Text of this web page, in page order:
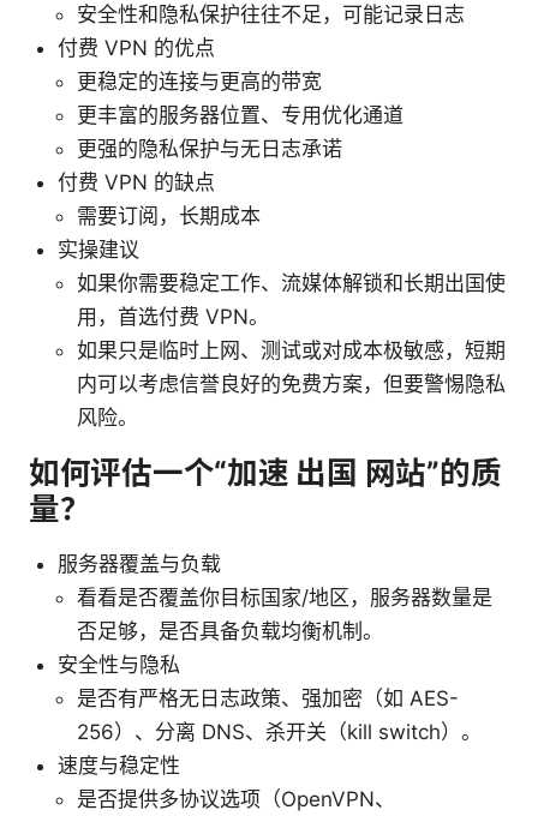
安全性和隐私保护往往不足，可能记录日志
付费 VPN 的优点
更稳定的连接与更高的带宽
更丰富的服务器位置、专用优化通道
更强的隐私保护与无日志承诺
付费 VPN 的缺点
需要订阅，长期成本
实操建议
如果你需要稳定工作、流媒体解锁和长期出国使
用，首选付费 VPN。
如果只是临时上网、测试或对成本极敏感，短期
内可以考虑信誉良好的免费方案，但要警惕隐私
风险。
如何评估一个“加速 出国 网站”的质
量？
服务器覆盖与负载
看看是否覆盖你目标国家/地区，服务器数量是
否足够，是否具备负载均衡机制。
安全性与隐私
是否有严格无日志政策、强加密（如 AES-
256）、分离 DNS、杀开关（kill switch）。
速度与稳定性
是否提供多协议选项（OpenVPN、